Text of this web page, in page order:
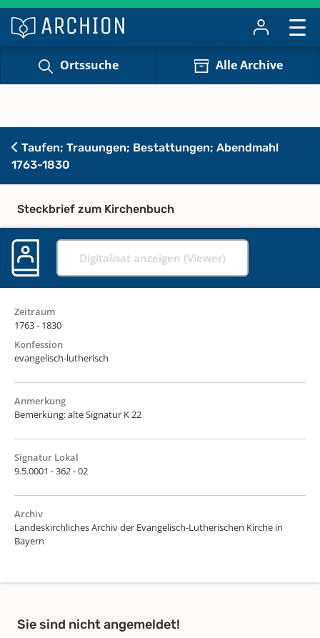
Ortssuche Alle Archive
Taufen; Trauungen; Bestattungen; Abendmahl
1763-1830
Steckbrief zum Kirchenbuch
Digitalisat anzeigen (Viewer)
Zeitraum
1763 - 1830
Konfession
evangelisch-lutherisch
Anmerkung
Bemerkung: alte Signatur K 22
Signatur Lokal
9.5.0001 - 362 - 02
Archiv
Landeskirchliches Archiv der Evangelisch-Lutherischen Kirche in
Bayern
Sie sind nicht angemeldet!